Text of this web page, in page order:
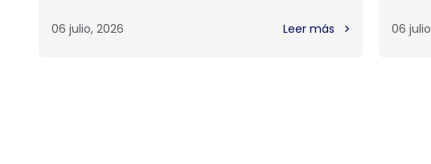
06 julio, 2026 Leer más 06